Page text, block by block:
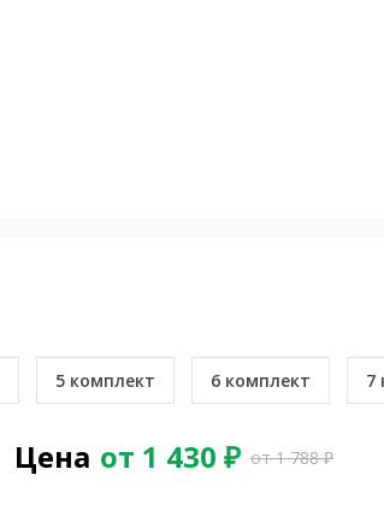
5 комплект 6 комплект 7
Цена от 1 430 ₽ от 1 788 ₽